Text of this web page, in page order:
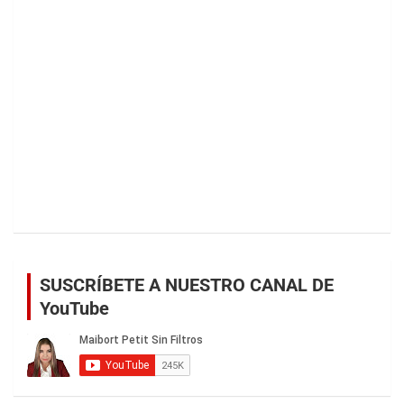
SUSCRÍBETE A NUESTRO CANAL DE
YouTube